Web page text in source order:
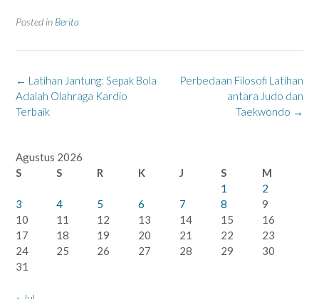
Posted in Berita
Post
navigation
Perbedaan Filosofi Latihan
antara Judo dan
Taekwondo →
← Latihan Jantung: Sepak Bola
Adalah Olahraga Kardio
Terbaik
Agustus 2026
S
S R K J S
M
1
2
3
4 5 6 7 8
9
10
11 12 13 14 15
16
17
18 19 20 21 22
23
24
25 26 27 28 29
30
31